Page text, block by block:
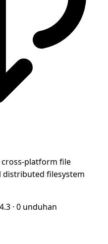
cross-platform file
distributed filesystem
· 0 unduhan